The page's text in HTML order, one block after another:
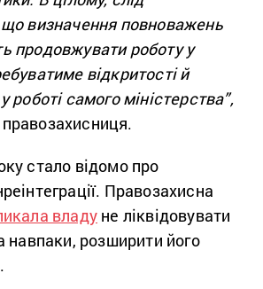
що визначення повноважень
продовжувати роботу у
відкритості й
роботі самого міністерства”,
стало відомо про
Правозахисна
владу не ліквідовувати
навпаки, розширити його